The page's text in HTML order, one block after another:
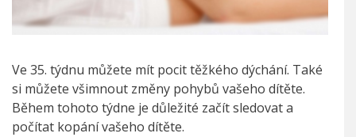
Ve 35. týdnu můžete mít pocit těžkého dýchání. Také
si můžete všimnout změny pohybů vašeho dítěte.
Během tohoto týdne je důležité začít sledovat a
počítat kopání vašeho dítěte.